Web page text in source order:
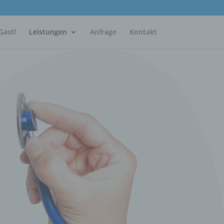
Leistungen Anfrage Kontakt